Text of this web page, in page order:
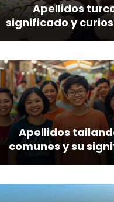
Apellidos
significado y
Apellidos
comunes y su